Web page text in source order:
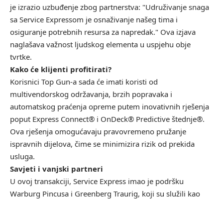
je izrazio uzbuđenje zbog partnerstva: "Udruživanje snaga
sa Service Expressom je osnaživanje našeg tima i
osiguranje potrebnih resursa za napredak." Ova izjava
naglašava važnost ljudskog elementa u uspjehu obje
tvrtke.
Kako će klijenti profitirati?
Korisnici Top Gun-a sada će imati koristi od
multivendorskog održavanja, brzih popravaka i
automatskog praćenja opreme putem inovativnih rješenja
poput Express Connect® i OnDeck® Predictive štednje®.
Ova rješenja omogućavaju pravovremeno pružanje
ispravnih dijelova, čime se minimizira rizik od prekida
usluga.
Savjeti i vanjski partneri
U ovoj transakciji, Service Express imao je podršku
Warburg Pincusa i Greenberg Traurig, koji su služili kao